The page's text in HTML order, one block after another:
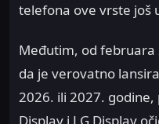
telefona ove vrste još
Međutim, od februara
da je verovatno
2026. ili 2027. godine,
Display i LG Display